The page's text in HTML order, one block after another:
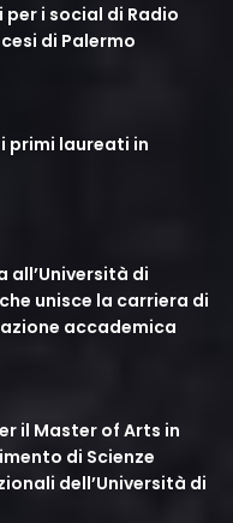
i social di Radio
di Palermo
primi laureati in
all’Università di
unisce la carriera di
accademica
il Master of Arts in
di Scienze
dell’Università di